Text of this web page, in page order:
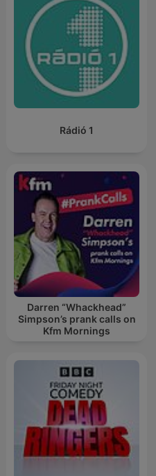
Rádió 1
Darren “Whackhead”
Simpson’s prank calls on
Kfm Mornings